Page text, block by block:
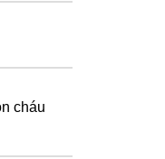
cháu